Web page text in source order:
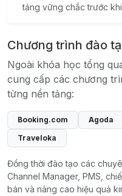
tảng vững chắc trước
Chương trình đào
Ngoài khóa học tổng
cung cấp các chương
từng nền tảng:
Booking.com Agoda
Traveloka
Đồng thời đào tạo các
Channel Manager, PMS,
bán và nâng cao hiệu quả